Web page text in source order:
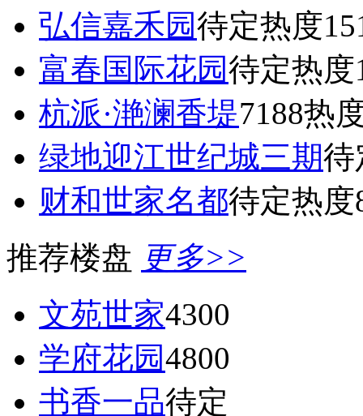
弘信嘉禾园待定热度
富春国际花园待定热度
杭派·滟澜香堤7188热
绿地迎江世纪城三期待
财和世家名都待定热度
推荐楼盘 更多>>
文苑世家4300
学府花园4800
书香一品待定